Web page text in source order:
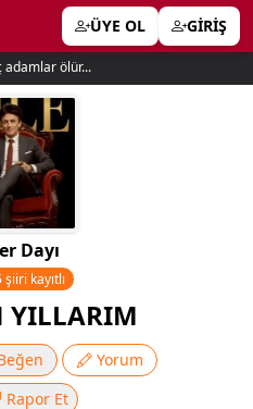
ÜYE OL GİRİŞ
adamlar ölür...
Dayı
kayıtlı
YILLARIM
Yorum
Rapor Et